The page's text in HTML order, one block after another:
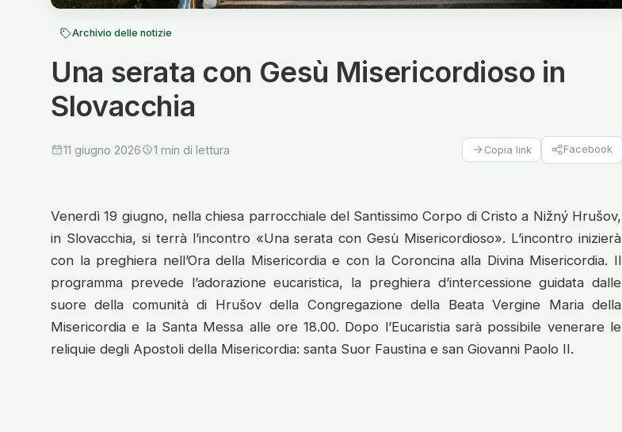
Archivio delle notizie
Una serata con Gesù Misericordioso in
Slovacchia
11 giugno 2026 1 min di lettura Copia link Facebook
Venerdì 19 giugno, nella chiesa parrocchiale del Santissimo Corpo di Cristo a Nižný Hrušov,
in Slovacchia, si terrà l’incontro «Una serata con Gesù Misericordioso». L’incontro inizierà
con la preghiera nell’Ora della Misericordia e con la Coroncina alla Divina Misericordia. Il
programma prevede l’adorazione eucaristica, la preghiera d’intercessione guidata dalle
suore della comunità di Hrušov della Congregazione della Beata Vergine Maria della
Misericordia e la Santa Messa alle ore 18.00. Dopo l’Eucaristia sarà possibile venerare le
reliquie degli Apostoli della Misericordia: santa Suor Faustina e san Giovanni Paolo II.